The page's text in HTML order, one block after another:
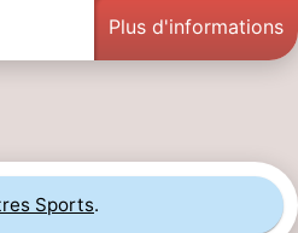
Plus d'informations
Sports.